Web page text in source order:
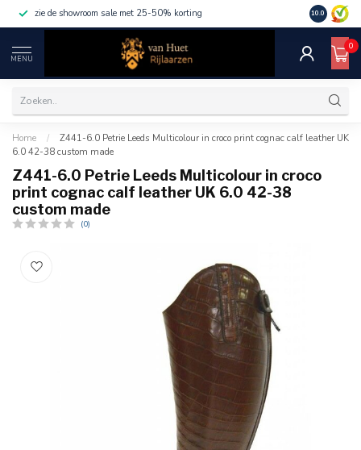
zie de showroom sale met 25-50% korting 10.0
MENU
0
Home /
Z441-6.0 Petrie Leeds Multicolour in croco print cognac calf leather UK
6.0 42-38 custom made
Z441-6.0 Petrie Leeds Multicolour in croco
print cognac calf leather UK 6.0 42-38
custom made
(0)